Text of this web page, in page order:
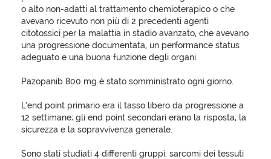
o alto non-adatti al trattamento chemioterapico o che
avevano ricevuto non più di 2 precedenti agenti
citotossici per la malattia in stadio avanzato, che avevano
una progressione documentata, un performance status
adeguato e una buona funzione degli organi.
Pazopanib 800 mg è stato somministrato ogni giorno.
L’end point primario era il tasso libero da progressione a
12 settimane; gli end point secondari erano la risposta, la
sicurezza e la sopravvivenza generale.
Sono stati studiati 4 differenti gruppi: sarcomi dei tessuti